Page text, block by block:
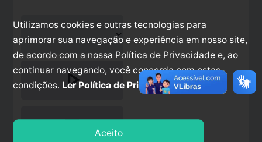
play_arrow
stop
Utilizamos cookies e outras tecnologias para
aprimorar sua navegação e experiência em nosso site,
de acordo com a nossa Política de Privacidade e, ao
continuar navegando, você concorda com estas
condições. Ler Política de Privacidade.
Aceito